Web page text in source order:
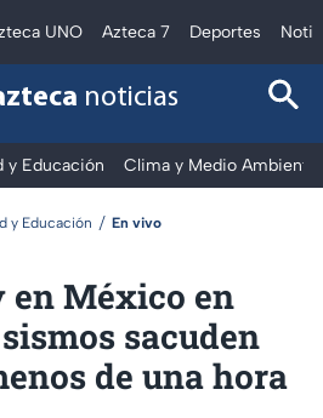
UNO Azteca 7 Deportes
noticias
y Educación Clima y Medio Ambiente
y Educación En vivo
en México en
sacuden
de una hora